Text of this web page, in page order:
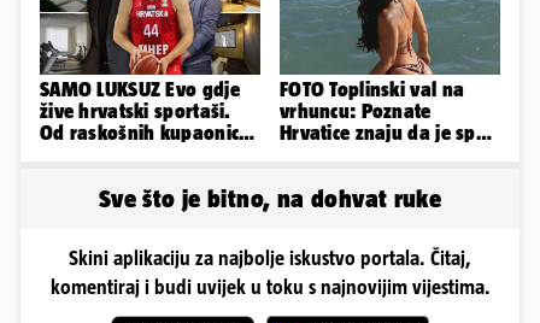
SAMO LUKSUZ Evo gdje
žive hrvatski sportaši.
Od raskošnih kupaonica
FOTO Toplinski val na
vrhuncu: Poznate
Hrvatice znaju da je spas
Sve što je bitno, na dohvat ruke
Skini aplikaciju za najbolje iskustvo portala. Čitaj,
komentiraj i budi uvijek u toku s najnovijim vijestima.